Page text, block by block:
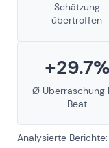
Schätzung
übertroffen
+29.7%
Ø Überraschung
Beat
Analysierte